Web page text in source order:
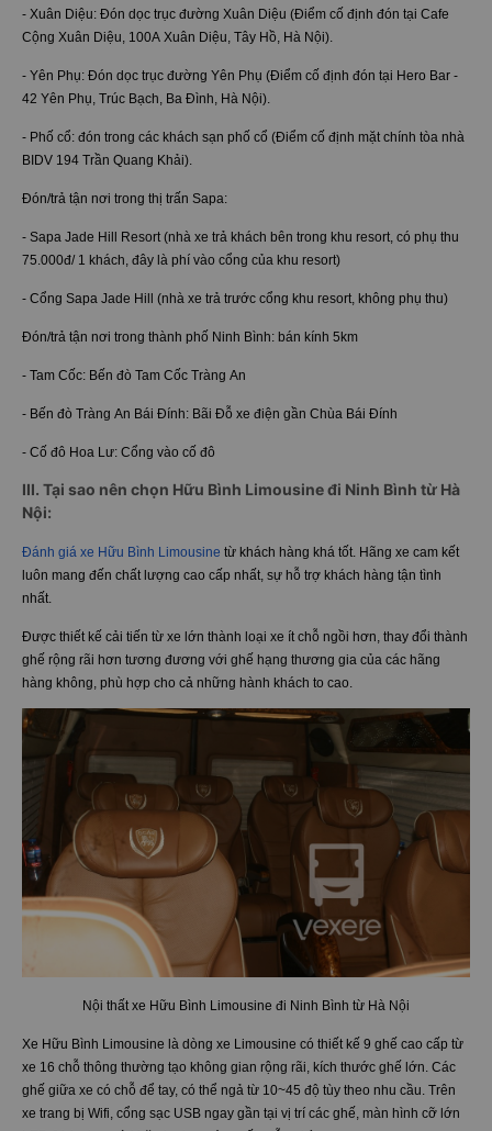
- Xuân Diệu: Đón dọc trục đường Xuân Diệu (Điểm cố định đón tại Cafe
Cộng Xuân Diệu, 100A Xuân Diệu, Tây Hồ, Hà Nội).
- Yên Phụ: Đón dọc trục đường Yên Phụ (Điểm cố định đón tại Hero Bar -
42 Yên Phụ, Trúc Bạch, Ba Đình, Hà Nội).
- Phố cổ: đón trong các khách sạn phố cổ (Điểm cố định mặt chính tòa nhà
BIDV 194 Trần Quang Khải).
Đón/trả tận nơi trong thị trấn Sapa:
- Sapa Jade Hill Resort (nhà xe trả khách bên trong khu resort, có phụ thu
75.000đ/ 1 khách, đây là phí vào cổng của khu resort)
- Cổng Sapa Jade Hill (nhà xe trả trước cổng khu resort, không phụ thu)
Đón/trả tận nơi trong thành phố Ninh Bình: bán kính 5km
- Tam Cốc: Bến đò Tam Cốc Tràng An
- Bến đò Tràng An Bái Đính: Bãi Đỗ xe điện gần Chùa Bái Đính
- Cố đô Hoa Lư: Cổng vào cố đô
III. Tại sao nên chọn Hữu Bình Limousine đi Ninh Bình từ Hà
Nội:
Đánh giá xe Hữu Bình Limousine từ khách hàng khá tốt. Hãng xe cam kết
luôn mang đến chất lượng cao cấp nhất, sự hỗ trợ khách hàng tận tình
nhất.
Được thiết kế cải tiến từ xe lớn thành loại xe ít chỗ ngồi hơn, thay đổi thành
ghế rộng rãi hơn tương đương với ghế hạng thương gia của các hãng
hàng không, phù hợp cho cả những hành khách to cao.
Nội thất xe Hữu Bình Limousine đi Ninh Bình từ Hà Nội
Xe Hữu Bình Limousine là dòng xe Limousine có thiết kế 9 ghế cao cấp từ
xe 16 chỗ thông thường tạo không gian rộng rãi, kích thước ghế lớn. Các
ghế giữa xe có chỗ để tay, có thể ngả từ 10~45 độ tùy theo nhu cầu. Trên
xe trang bị Wifi, cổng sạc USB ngay gần tại vị trí các ghế, màn hình cỡ lớn